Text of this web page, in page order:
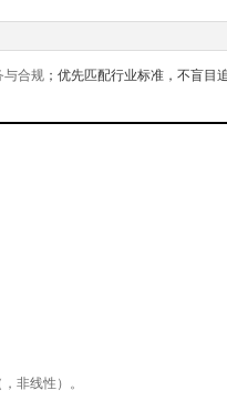
与合规 ；优先匹配行业标准，不盲目
非线性）。